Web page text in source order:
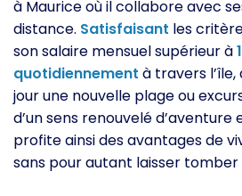
à Maurice où il collabore avec
distance. Satisfaisant les
son salaire mensuel supérieur à1
quotidiennement à travers
jour une nouvelle plage ou
d’un sens renouvelé d’aventure
profite ainsi des avantages de
sans pour autant laisser tomber